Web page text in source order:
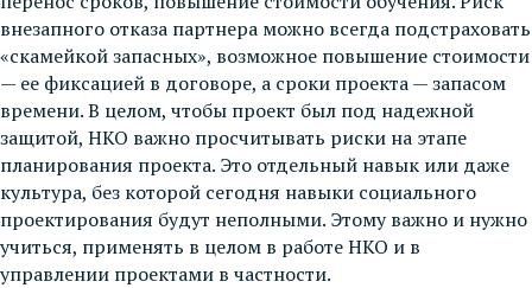
внезапного отказа партнера можно всегда подстраховать
«скамейкой запасных», возможное повышение стоимости
— ее фиксацией в договоре, а сроки проекта — запасом
времени. В целом, чтобы проект был под надежной
защитой, НКО важно просчитывать риски на этапе
планирования проекта. Это отдельный навык или даже
культура, без которой сегодня навыки социального
проектирования будут неполными. Этому важно и нужно
учиться, применять в целом в работе НКО и в
управлении проектами в частности.